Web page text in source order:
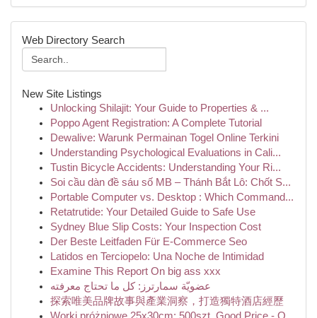
Web Directory Search
New Site Listings
Unlocking Shilajit: Your Guide to Properties & ...
Poppo Agent Registration: A Complete Tutorial
Dewalive: Warunk Permainan Togel Online Terkini
Understanding Psychological Evaluations in Cali...
Tustin Bicycle Accidents: Understanding Your Ri...
Soi cầu dàn đề sáu số MB – Thánh Bắt Lô: Chốt S...
Portable Computer vs. Desktop : Which Command...
Retatrutide: Your Detailed Guide to Safe Use
Sydney Blue Slip Costs: Your Inspection Cost
Der Beste Leitfaden Für E-Commerce Seo
Latidos en Terciopelo: Una Noche de Intimidad
Examine This Report On big ass xxx
عضويّة سمارترز: كل ما تحتاج معرفته
探索唯美品牌故事與產業洞察，打造獨特酒店經歷